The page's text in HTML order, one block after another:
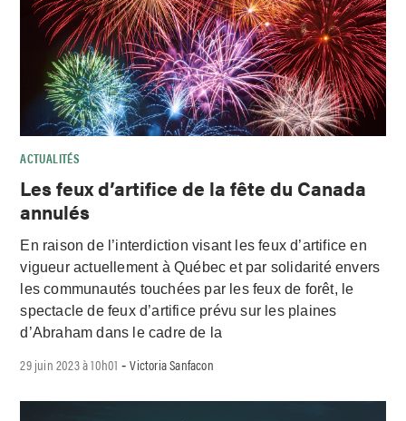
ACTUALITÉS
Les feux d’artifice de la fête du Canada
annulés
En raison de l’interdiction visant les feux d’artifice en
vigueur actuellement à Québec et par solidarité envers
les communautés touchées par les feux de forêt, le
spectacle de feux d’artifice prévu sur les plaines
d’Abraham dans le cadre de la
29 juin 2023 à 10h01 -Victoria Sanfacon